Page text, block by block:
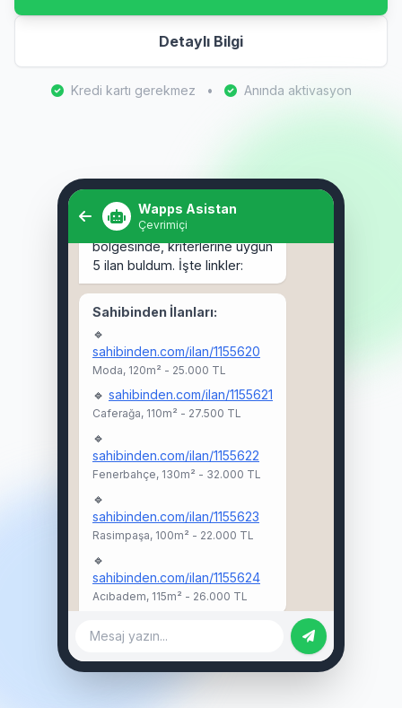
Detaylı Bilgi
Kredi kartı gerekmez • Anında aktivasyon
Wapps Asistan
Çevrimiçi
ev arıyorum. 🏠
Selam Ahmet! 👋 Kadıköy
bölgesinde, kriterlerine uygun
5 ilan buldum. İşte linkler:
Sahibinden İlanları:
🔹
sahibinden.com/ilan/1155620
Moda, 120m² - 25.000 TL
🔹 sahibinden.com/ilan/1155621
Caferağa, 110m² - 27.500 TL
🔹
sahibinden.com/ilan/1155622
Fenerbahçe, 130m² - 32.000 TL
🔹
sahibinden.com/ilan/1155623
Rasimpaşa, 100m² - 22.000 TL
🔹
sahibinden.com/ilan/1155624
Acıbadem, 115m² - 26.000 TL
Mesaj yazın...